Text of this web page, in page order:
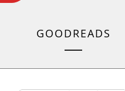
GOODREADS